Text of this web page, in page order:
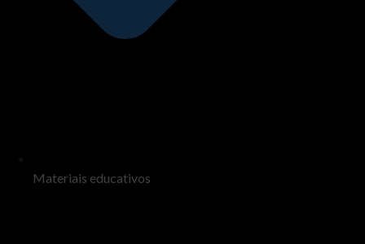
Materiais educativos